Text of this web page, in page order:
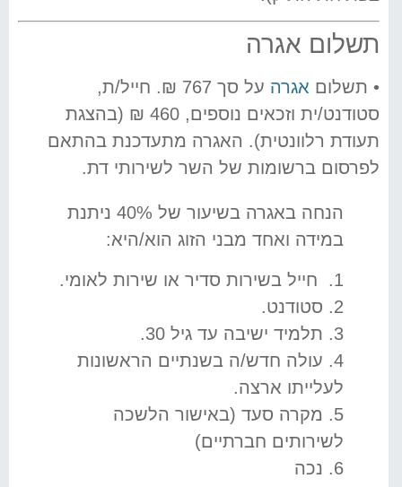
תשלום אגרה
• תשלום אגרה
על סך 767 ₪. חייל/ת,
סטודנט/ית וזכאים נוספים, 460 ₪ (בהצגת
תעודת רלוונטית). האגרה מתעדכנת בהתאם
לפרסום ברשומות של השר לשירותי דת.
הנחה באגרה בשיעור של 40% ניתנת
במידה ואחד מבני הזוג הוא/היא:
1. חייל בשירות סדיר או שירות לאומי.
2. סטודנט.
3. תלמיד ישיבה עד גיל 30.
4. עולה חדש/ה בשנתיים הראשונות
לעלייתו ארצה.
5. מקרה סעד (באישור הלשכה
לשירותים חברתיים)
6. נכה